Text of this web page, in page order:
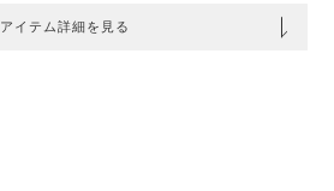
アイテム詳細を見る